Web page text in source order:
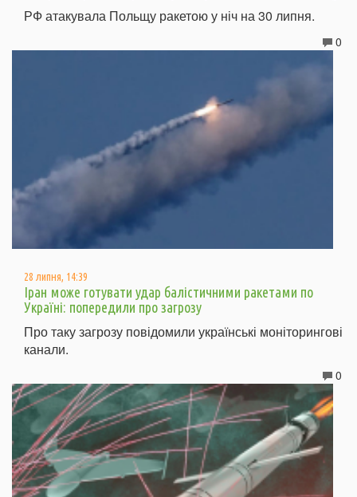
РФ атакувала Польщу ракетою у ніч на 30 липня.
0
28 липня, 14:39
Іран може готувати удар балістичними ракетами по
Україні: попередили про загрозу
Про таку загрозу повідомили українські моніторингові
канали.
0